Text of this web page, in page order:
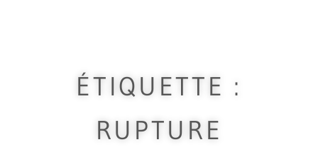
ÉTIQUETTE :
RUPTURE